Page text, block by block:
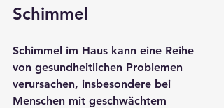
Schimmel
Schimmel im Haus kann eine Reihe
von gesundheitlichen Problemen
verursachen, insbesondere bei
Menschen mit geschwächtem